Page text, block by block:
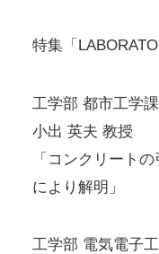
特集「
工学部 都市工学
小出 英夫 教授
「コンクリート
により解明」
工学部 電気電子